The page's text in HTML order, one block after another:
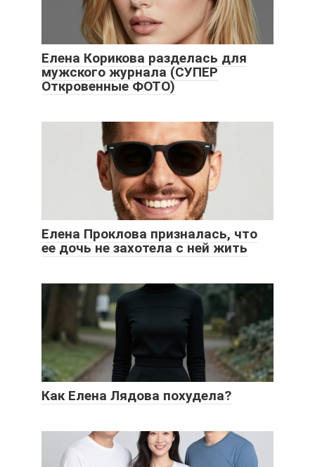
Елена Корикова разделась для
мужского журнала (СУПЕР
Откровенные ФОТО)
Елена Проклова призналась, что
ее дочь не захотела с ней жить
Как Елена Лядова похудела?